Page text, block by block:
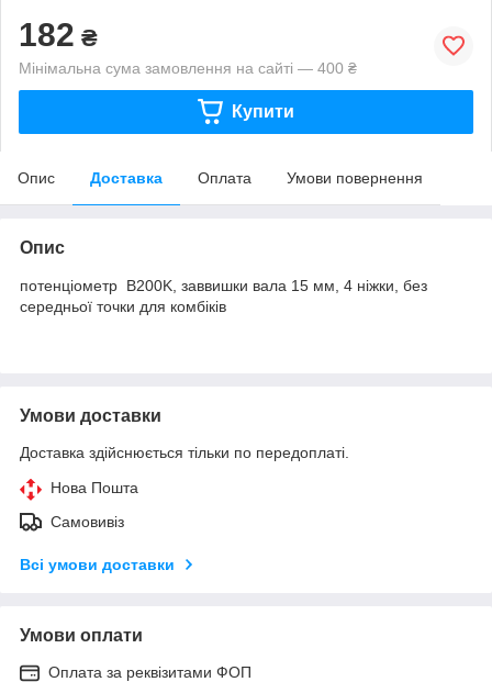
182 ₴
Мінімальна сума замовлення на сайті — 400 ₴
Купити
Опис Доставка Оплата Умови повернення
Опис
потенціометр B200K, заввишки вала 15 мм, 4 ніжки, без
середньої точки для комбіків
Умови доставки
Доставка здійснюється тільки по передоплаті.
Нова Пошта
Самовивіз
Всі умови доставки
Умови оплати
Оплата за реквізитами ФОП